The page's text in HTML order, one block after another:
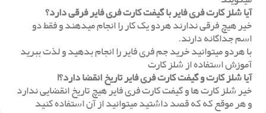
آیا شلز کارت فری فایر با گیفت کارت فری فایر فرقی دارد؟
خیر هیچ فرقی ندارند هردو یک کار را انجام میدهند و فقط دو
اسم جداگانه دارند.
با هردو‌ میتوانید خرید جم فری فایر را انجام بدهید و لذت ببرید
آموزش استفاده از شلز کارت
آیا شلز کارت و گیفت کارت فری فایر تاریخ انقضا دارد؟!
خیر شلز کارت ها و گیفت کارت فری فایر هیچ تاریخ انقضایی ندارد
و هر موقع که که قصد داشتید میتوانید از آن استفاده کنید